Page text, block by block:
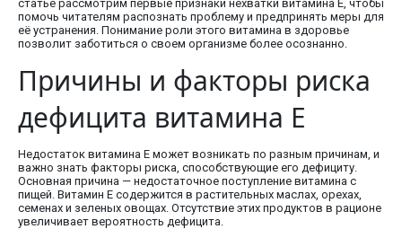
статье рассмотрим первые признаки нехватки витамина Е, чтобы
помочь читателям распознать проблему и предпринять меры для
её устранения. Понимание роли этого витамина в здоровье
позволит заботиться о своем организме более осознанно.
Причины и факторы риска
дефицита витамина E
Недостаток витамина E может возникать по разным причинам, и
важно знать факторы риска, способствующие его дефициту.
Основная причина — недостаточное поступление витамина с
пищей. Витамин E содержится в растительных маслах, орехах,
семенах и зеленых овощах. Отсутствие этих продуктов в рационе
увеличивает вероятность дефицита.